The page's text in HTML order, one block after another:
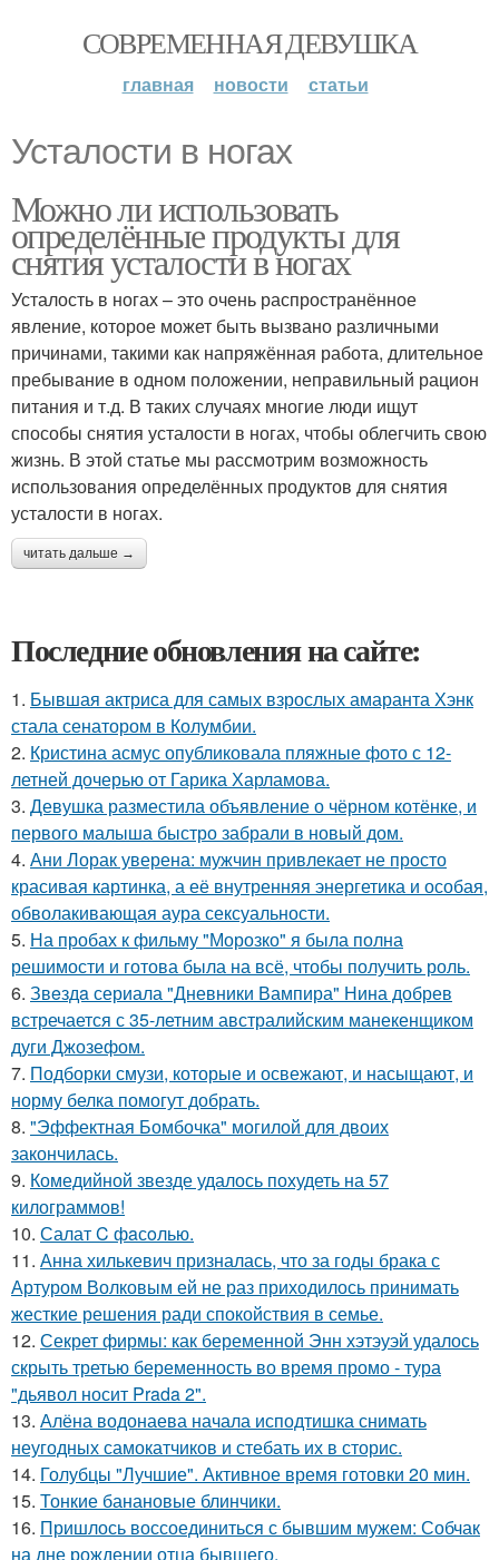
СОВРЕМЕННАЯ ДЕВУШКА
главная новости статьи
Усталости в ногах
Можно ли использовать
определённые продукты для
снятия усталости в ногах
Усталость в ногах – это очень распространённое
явление, которое может быть вызвано различными
причинами, такими как напряжённая работа, длительное
пребывание в одном положении, неправильный рацион
питания и т.д. В таких случаях многие люди ищут
способы снятия усталости в ногах, чтобы облегчить свою
жизнь. В этой статье мы рассмотрим возможность
использования определённых продуктов для снятия
усталости в ногах.
читать дальше →
Последние обновления на сайте:
1. Бывшая актриса для самых взрослых амаранта Хэнк
стала сенатором в Колумбии.
2. Кристина асмус опубликовала пляжные фото с 12-
летней дочерью от Гарика Харламова.
3. Девушка разместила объявление о чёрном котёнке, и
первого малыша быстро забрали в новый дом.
4. Ани Лорак уверена: мужчин привлекает не просто
красивая картинка, а её внутренняя энергетика и особая,
обволакивающая аура сексуальности.
5. На пробах к фильму "Морозко" я была полна
решимости и готова была на всё, чтобы получить роль.
6. Звeздa сериала "Дневники Вампира" Нина добрев
встречается с 35-летним австралийским манекенщиком
дуги Джозефом.
7. Подборки смузи, которые и освежают, и насыщают, и
норму белка помогут добрать.
8. "Эффектная Бомбочка" могилой для двоих
закончилась.
9. Комедийной звезде удалось похудеть на 57
килограммов!
10. Салат C фaсoлью.
11. Анна хилькевич призналась, что за годы брака с
Артуром Волковым ей не раз приходилось принимать
жесткие решения ради спокойствия в семье.
12. Секрет фирмы: как беременной Энн хэтэуэй удалось
скрыть третью беременность во время промо - тура
"дьявол носит Prada 2".
13. Алёна водонаева начала исподтишка снимать
неугодных самокатчиков и стебать их в сторис.
14. Голубцы "Лучшие". Активное время готовки 20 мин.
15. Тонкие банановые блинчики.
16. Пришлось воссоединиться с бывшим мужем: Собчак
на дне рождении отца бывшего.